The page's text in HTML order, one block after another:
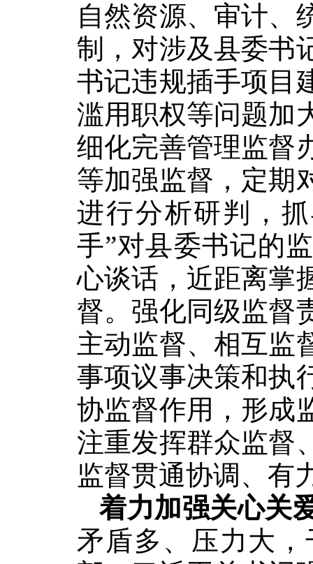
自然资源、审计、
制，对涉及县委书
书记违规插手项目
滥用职权等问题加
细化完善管理监督
等加强监督，定期
进行分析研判，
手”对县委书记的
心谈话，近距离掌
督。强化同级监督
主动监督、相互监
事项议事决策和执
协监督作用，形成
注重发挥群众监督
监督贯通协调、有
着力加强关心关
矛盾多、压力大